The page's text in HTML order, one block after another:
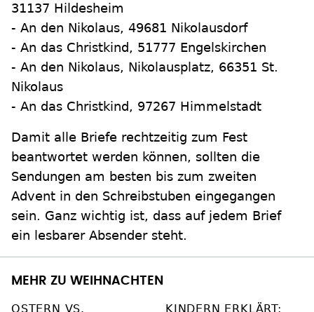
31137 Hildesheim
- An den Nikolaus, 49681 Nikolausdorf
- An das Christkind, 51777 Engelskirchen
- An den Nikolaus, Nikolausplatz, 66351 St.
Nikolaus
- An das Christkind, 97267 Himmelstadt
Damit alle Briefe rechtzeitig zum Fest
beantwortet werden können, sollten die
Sendungen am besten bis zum zweiten
Advent in den Schreibstuben eingegangen
sein. Ganz wichtig ist, dass auf jedem Brief
ein lesbarer Absender steht.
MEHR ZU WEIHNACHTEN
OSTERN VS.
KINDERN ERKLÄRT: